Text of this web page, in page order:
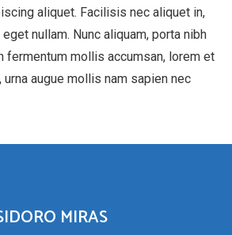
aliquet. Facilisis nec aliquet in,
nullam. Nunc aliquam, porta nibh
fermentum mollis accumsan, lorem et
augue mollis nam sapien nec
MIRAS